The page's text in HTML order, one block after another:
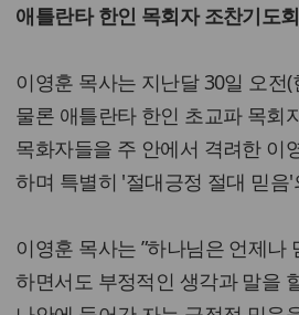
애틀란타 한인 목회자 조찬기도
이영훈 목사는 지난달 30일 오전
물론 애틀란타 한인 초교파 목회
목화자들을 주 안에서 격려한 이
하며 특별히 '절대긍정 절대 믿음
이영훈 목사는 ”하나님은 언제
하면서도 부정적인 생각과 말을